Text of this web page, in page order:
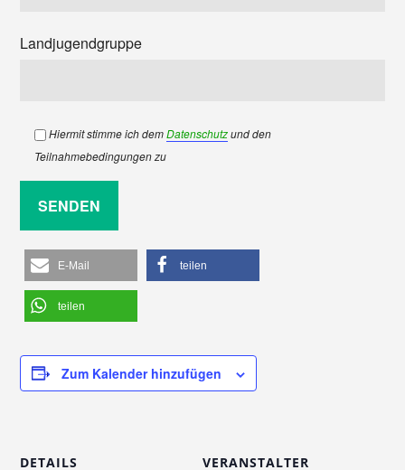
Landjugendgruppe
Bitte lasse dieses Feld leer.
Hiermit stimme ich demDatenschutzund den
Teilnahmebedingungen zu
E-Mail teilen
teilen
Zum Kalender hinzufügen
DETAILS VERANSTALTER